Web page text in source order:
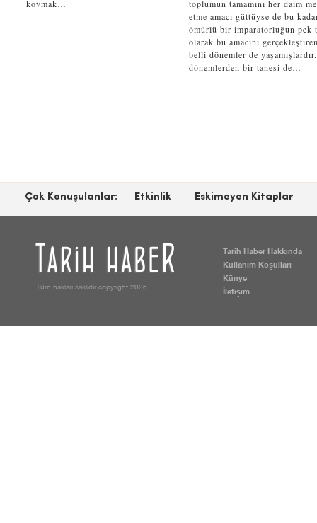
kovmak…
toplumun tamamını her daim
etme amacı güttüyse de bu
ömürlü bir imparatorluğun pek
olarak bu amacını
belli dönemler de
dönemlerden bir tanesi de…
Çok Konuşulanlar: Etkinlik Eskimeyen Kitaplar
Tarih Haber Hakkında
Kullanım Koşulları
Künye
İletişim
Tüm hakları saklıdır copyright 2026